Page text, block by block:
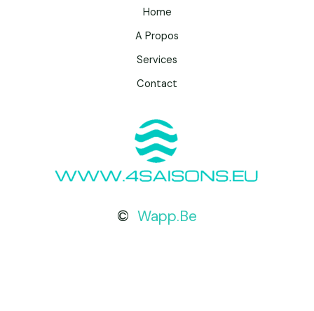
Home
A Propos
Services
Contact
© Wapp.Be